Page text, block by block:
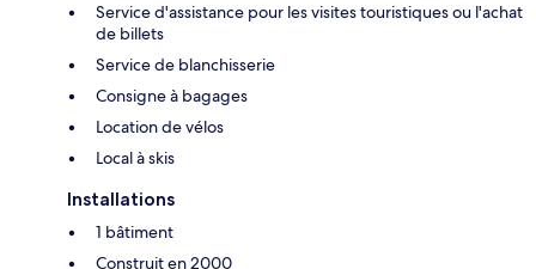
Service d'assistance pour les visites touristiques ou l'achat
de billets
Service de blanchisserie
Consigne à bagages
Location de vélos
Local à skis
Installations
1 bâtiment
Construit en 2000